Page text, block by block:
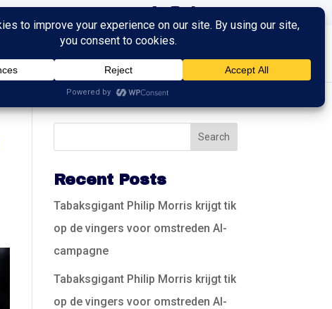
Recent Posts
Tabaksgigant Philip Morris krijgt tik
op de vingers voor omstreden AI-
campagne
Tabaksgigant Philip Morris krijgt tik
op de vingers voor omstreden AI-